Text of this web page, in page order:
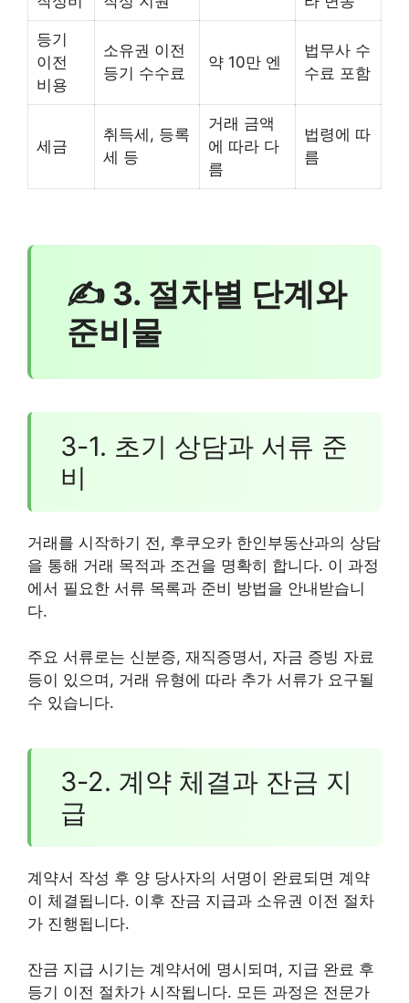
등기
이전
비용
소유권 이전
등기 수수료
약 10만 엔
법무사 수
수료 포함
세금
취득세, 등록
세 등
거래 금액
에 따라 다
름
법령에 따
름
✍ 3. 절차별 단계와
준비물
3-1. 초기 상담과 서류 준
비
거래를 시작하기 전, 후쿠오카 한인부동산과의 상담
을 통해 거래 목적과 조건을 명확히 합니다. 이 과정
에서 필요한 서류 목록과 준비 방법을 안내받습니
다.
주요 서류로는 신분증, 재직증명서, 자금 증빙 자료
등이 있으며, 거래 유형에 따라 추가 서류가 요구될
수 있습니다.
3-2. 계약 체결과 잔금 지
급
계약서 작성 후 양 당사자의 서명이 완료되면 계약
이 체결됩니다. 이후 잔금 지급과 소유권 이전 절차
가 진행됩니다.
잔금 지급 시기는 계약서에 명시되며, 지급 완료 후
등기 이전 절차가 시작됩니다. 모든 과정은 전문가